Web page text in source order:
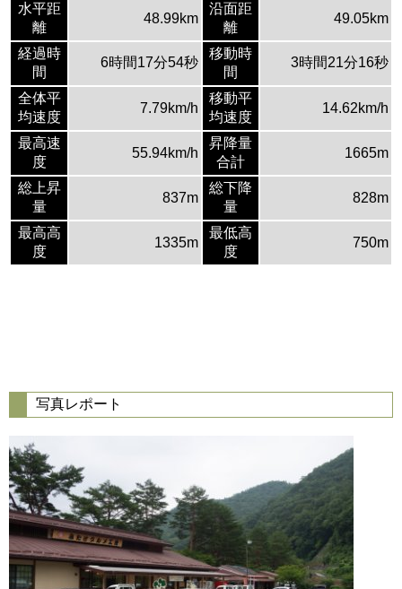
水平距
離
48.99km
沿面距
離
49.05km
経過時
間
6時間17分54秒
移動時
間
3時間21分16秒
全体平
均速度
7.79km/h
移動平
均速度
14.62km/h
最高速
度
55.94km/h
昇降量
合計
1665m
総上昇
量
837m
総下降
量
828m
最高高
度
1335m
最低高
度
750m
写真レポート